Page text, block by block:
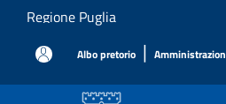
Salta al contenuto principale
Regione Puglia
Albo pretorio |